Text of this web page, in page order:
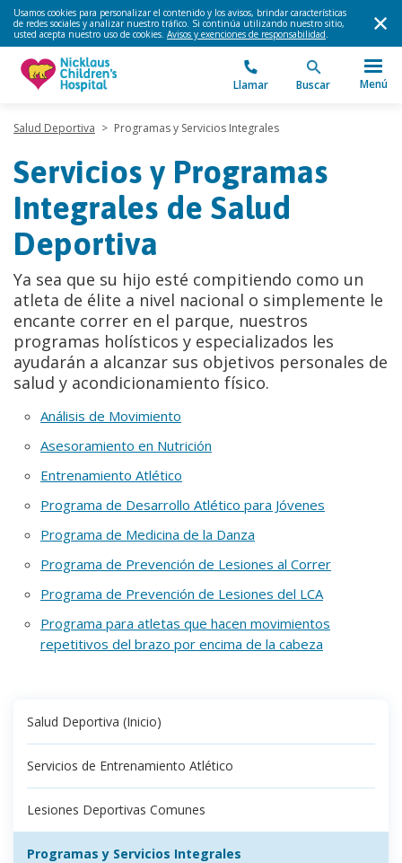
Usamos cookies para personalizar el contenido y los avisos, brindar características
de redes sociales y analizar nuestro tráfico. Si continúa utilizando nuestro sitio,
usted acepta nuestro uso de cookies. Avisos y exenciones de responsabilidad.
Llamar Buscar Menú
Salud Deportiva > Programas y Servicios Integrales
Servicios y Programas
Integrales de Salud
Deportiva
Ya sea que su hijo esté compitiendo como un
atleta de élite a nivel nacional o simplemente le
encante correr en el parque, nuestros
programas holísticos y especializados les
ayudarán a alcanzar sus objetivos personales de
salud y acondicionamiento físico.
Análisis de Movimiento
Asesoramiento en Nutrición
Entrenamiento Atlético
Programa de Desarrollo Atlético para Jóvenes
Programa de Medicina de la Danza
Programa de Prevención de Lesiones al Correr
Programa de Prevención de Lesiones del LCA
Programa para atletas que hacen movimientos
repetitivos del brazo por encima de la cabeza
Salud Deportiva (Inicio)
Servicios de Entrenamiento Atlético
Lesiones Deportivas Comunes
Programas y Servicios Integrales